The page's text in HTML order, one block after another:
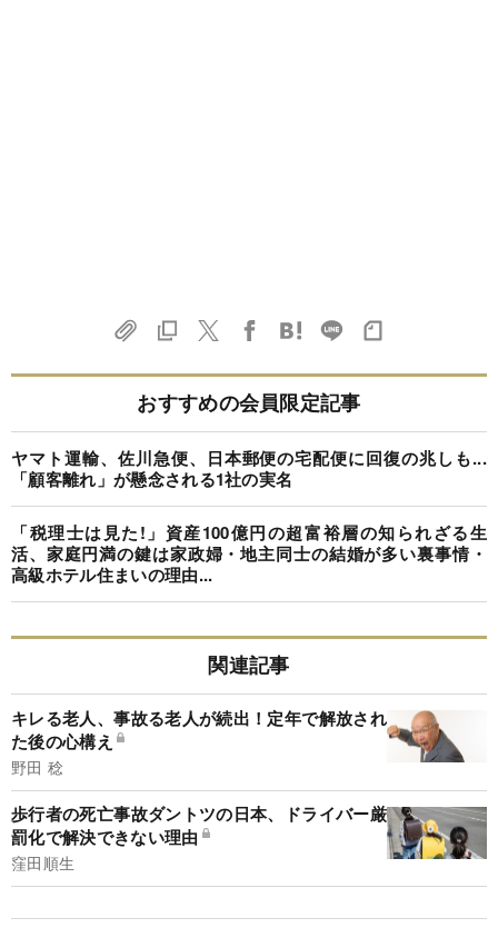
おすすめの会員限定記事
ヤマト運輸、佐川急便、日本郵便の宅配便に回復の兆しも...
「顧客離れ」が懸念される1社の実名
「税理士は見た!」資産100億円の超富裕層の知られざる生
活、家庭円満の鍵は家政婦・地主同士の結婚が多い裏事情・
高級ホテル住まいの理由...
関連記事
キレる老人、事故る老人が続出！定年で解放され
た後の心構え
野田 稔
歩行者の死亡事故ダントツの日本、ドライバー厳
罰化で解決できない理由
窪田順生